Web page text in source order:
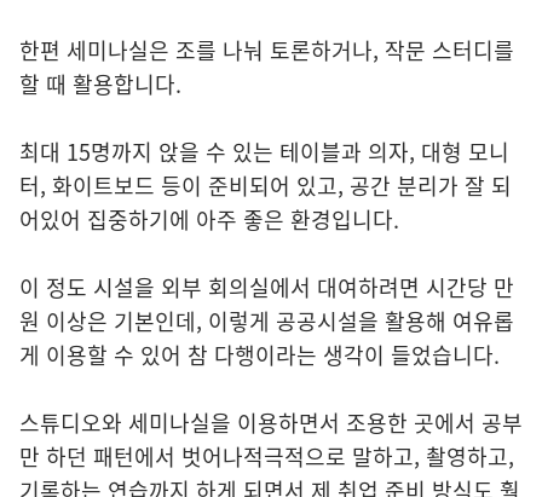
한편 세미나실은 조를 나눠 토론하거나, 작문 스터디를
할 때 활용합니다.
최대 15명까지 앉을 수 있는 테이블과 의자, 대형 모니
터, 화이트보드 등이 준비되어 있고, 공간 분리가 잘 되
어있어 집중하기에 아주 좋은 환경입니다.
이 정도 시설을 외부 회의실에서 대여하려면 시간당 만
원 이상은 기본인데, 이렇게 공공시설을 활용해 여유롭
게 이용할 수 있어 참 다행이라는 생각이 들었습니다.
스튜디오와 세미나실을 이용하면서 조용한 곳에서 공부
만 하던 패턴에서 벗어나적극적으로 말하고, 촬영하고,
기록하는 연습까지 하게 되면서 제 취업 준비 방식도 훨